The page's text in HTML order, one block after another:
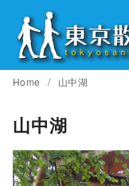
ンHome 山中湖
山中湖